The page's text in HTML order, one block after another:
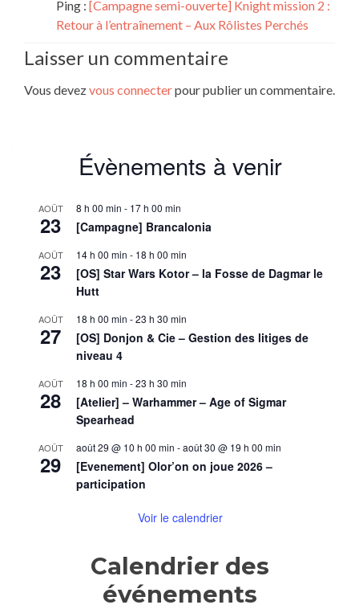
Ping : [Campagne semi-ouverte] Knight mission 2 :
Retour à l’entraînement – Aux Rôlistes Perchés
Laisser un commentaire
Vous devezvous connecterpour publier un commentaire.
Évènements à venir
AOÛT
23
8 h 00 min - 17 h 00 min
[Campagne] Brancalonia
AOÛT
23
14 h 00 min - 18 h 00 min
[OS] Star Wars Kotor – la Fosse de Dagmar le
Hutt
AOÛT
27
18 h 00 min -23 h 30 min
[OS] Donjon & Cie – Gestion des litiges de
niveau 4
AOÛT
28
18 h 00 min -23 h 30 min
[Atelier] – Warhammer – Age of Sigmar
Spearhead
AOÛT
29
août 29 @ 10 h 00 min -août 30 @ 19 h 00 min
[Evenement] Olor’on on joue 2026 –
participation
Voir le calendrier
Calendrier des
événements